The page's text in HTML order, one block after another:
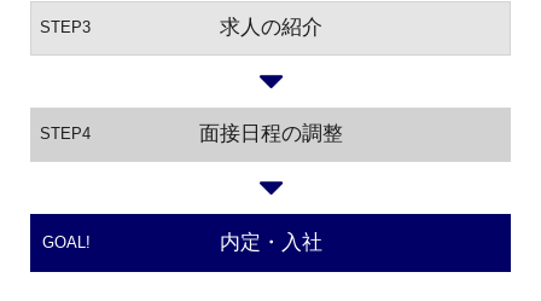
STEP3 求人の紹介
STEP4 面接日程の調整
GOAL! 内定・入社